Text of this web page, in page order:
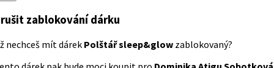
zablokování dárku
nechceš mít dárek Polštář sleep&glow zablokovaný?